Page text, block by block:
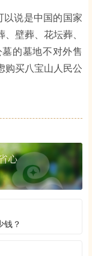
以说是中国的国家
壁葬、花坛葬、
的墓地不对外售
购买八宝山人民公
心
钱？